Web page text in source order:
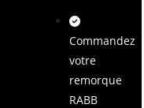
Commandez
votre
remorque
RABB